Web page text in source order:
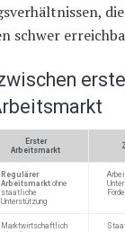
schwer
Erster
Arbeitsmarkt
Regulärer
Arbeitsmarkt ohne
staatliche
Unterstützung
Marktwirtschaftlich